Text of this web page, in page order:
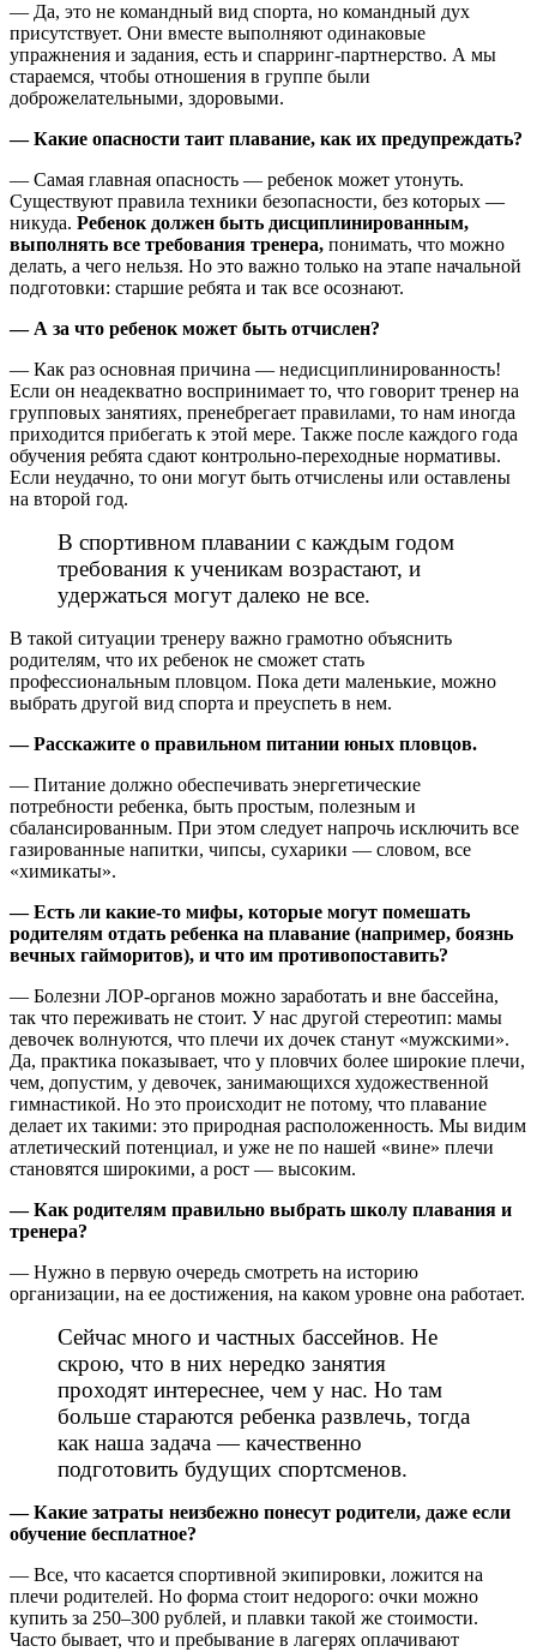
— Да, это не командный вид спорта, но командный дух
присутствует. Они вместе выполняют одинаковые
упражнения и задания, есть и спарринг-партнерство. А мы
стараемся, чтобы отношения в группе были
доброжелательными, здоровыми.
— Какие опасности таит плавание, как их предупреждать?
— Самая главная опасность — ребенок может утонуть.
Существуют правила техники безопасности, без которых —
никуда. Ребенок должен быть дисциплинированным,
выполнять все требования тренера, понимать, что можно
делать, а чего нельзя. Но это важно только на этапе начальной
подготовки: старшие ребята и так все осознают.
— А за что ребенок может быть отчислен?
— Как раз основная причина — недисциплинированность!
Если он неадекватно воспринимает то, что говорит тренер на
групповых занятиях, пренебрегает правилами, то нам иногда
приходится прибегать к этой мере. Также после каждого года
обучения ребята сдают контрольно-переходные нормативы.
Если неудачно, то они могут быть отчислены или оставлены
на второй год.
В спортивном плавании с каждым годом
требования к ученикам возрастают, и
удержаться могут далеко не все.
В такой ситуации тренеру важно грамотно объяснить
родителям, что их ребенок не сможет стать
профессиональным пловцом. Пока дети маленькие, можно
выбрать другой вид спорта и преуспеть в нем.
— Расскажите о правильном питании юных пловцов.
— Питание должно обеспечивать энергетические
потребности ребенка, быть простым, полезным и
сбалансированным. При этом следует напрочь исключить все
газированные напитки, чипсы, сухарики — словом, все
«химикаты».
— Есть ли какие-то мифы, которые могут помешать
родителям отдать ребенка на плавание (например, боязнь
вечных гайморитов), и что им противопоставить?
— Болезни ЛОР-органов можно заработать и вне бассейна,
так что переживать не стоит. У нас другой стереотип: мамы
девочек волнуются, что плечи их дочек станут «мужскими».
Да, практика показывает, что у пловчих более широкие плечи,
чем, допустим, у девочек, занимающихся художественной
гимнастикой. Но это происходит не потому, что плавание
делает их такими: это природная расположенность. Мы видим
атлетический потенциал, и уже не по нашей «вине» плечи
становятся широкими, а рост — высоким.
— Как родителям правильно выбрать школу плавания и
тренера?
— Нужно в первую очередь смотреть на историю
организации, на ее достижения, на каком уровне она работает.
Сейчас много и частных бассейнов. Не
скрою, что в них нередко занятия
проходят интереснее, чем у нас. Но там
больше стараются ребенка развлечь, тогда
как наша задача — качественно
подготовить будущих спортсменов.
— Какие затраты неизбежно понесут родители, даже если
обучение бесплатное?
— Все, что касается спортивной экипировки, ложится на
плечи родителей. Но форма стоит недорого: очки можно
купить за 250–300 рублей, и плавки такой же стоимости.
Часто бывает, что и пребывание в лагерях оплачивают